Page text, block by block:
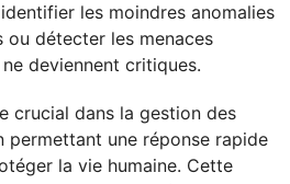
les moindres anomalies
ou détecter les menaces
deviennent critiques.
crucial dans la gestion des
permettant une réponse rapide
la vie humaine. Cette